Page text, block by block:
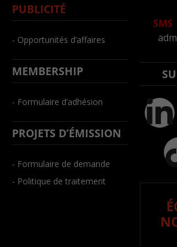
PUBLICITÉ
- Opportunités d’affaires
MEMBERSHIP
- Formulaire d’adhésion
PROJETS D’ÉMISSION
- Formulaire de demande
- Politique de traitement
SMS